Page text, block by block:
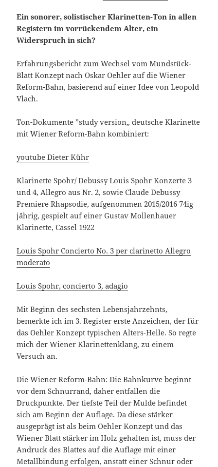
Ein sonorer, solistischer Klarinetten-Ton in allen
Registern im vorrückendem Alter, ein
Widerspruch in sich?
Erfahrungsbericht zum Wechsel vom Mundstück-
Blatt Konzept nach Oskar Oehler auf die Wiener
Reform-Bahn, basierend auf einer Idee von Leopold
Vlach.
Ton-Dokumente”study version„ deutsche Klarinette
mit Wiener Reform-Bahn kombiniert:
youtube Dieter Kühr
Klarinette Spohr/ Debussy Louis Spohr Konzerte 3
und 4, Allegro aus Nr. 2, sowie Claude Debussy
Premiere Rhapsodie, aufgenommen 2015/2016 74ig
jährig, gespielt auf einer Gustav Mollenhauer
Klarinette, Cassel 1922
Louis Spohr Concierto No. 3 per clarinetto Allegro
moderato
Louis Spohr, concierto 3, adagio
Mit Beginn des sechsten Lebensjahrzehnts,
bemerkte ich im 3. Register erste Anzeichen, der für
das Oehler Konzept typischen Alters-Helle. So regte
mich der Wiener Klarinettenklang, zu einem
Versuch an.
Die Wiener Reform-Bahn: Die Bahnkurve beginnt
vor dem Schnurrand, daher entfallen die
Druckpunkte. Der tiefste Teil der Mulde befindet
sich am Beginn der Auflage. Da diese stärker
ausgeprägt ist als beim Oehler Konzept und das
Wiener Blatt stärker im Holz gehalten ist, muss der
Andruck des Blattes auf die Auflage mit einer
Metallbindung erfolgen, anstatt einer Schnur oder